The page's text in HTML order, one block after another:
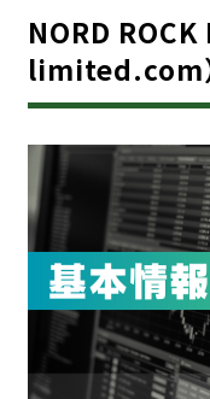
NORD
limited.com